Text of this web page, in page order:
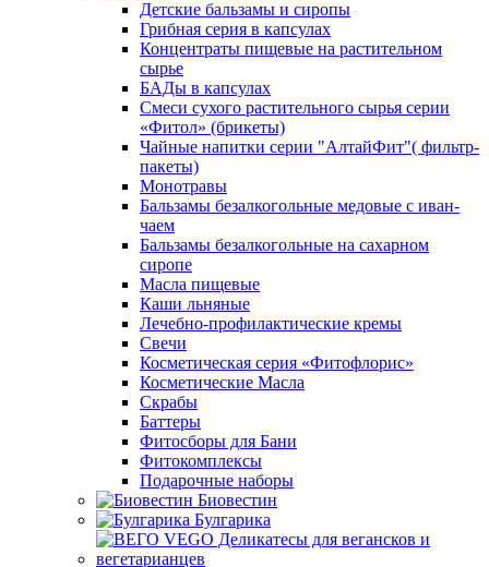
Детские бальзамы и сиропы
Грибная серия в капсулах
Концентраты пищевые на растительном
сырье
БАДы в капсулах
Смеси сухого растительного сырья серии
«Фитол» (брикеты)
Чайные напитки серии "АлтайФит"( фильтр-
пакеты)
Монотравы
Бальзамы безалкогольные медовые с иван-
чаем
Бальзамы безалкогольные на сахарном
сиропе
Масла пищевые
Каши льняные
Лечебно-профилактические кремы
Свечи
Косметическая серия «Фитофлорис»
Косметические Масла
Скрабы
Баттеры
Фитосборы для Бани
Фитокомплексы
Подарочные наборы
Биовестин
Булгарика